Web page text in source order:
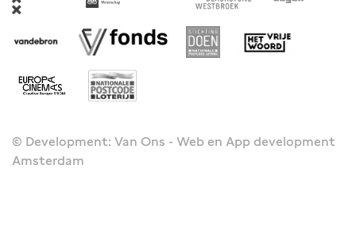
© Development: Van Ons - Web en App development
Amsterdam